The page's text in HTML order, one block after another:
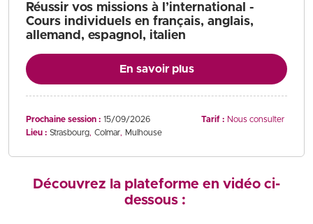
Réussir vos missions à l’international -
Cours individuels en français, anglais,
allemand, espagnol, italien
En savoir plus
Prochaine session : 15/09/2026 Tarif : Nous consulter
Lieu : Strasbourg Colmar Mulhouse
Découvrez la plateforme en vidéo ci-
dessous :